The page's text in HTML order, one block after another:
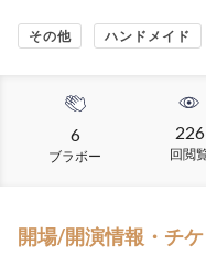
その他 ハンドメイド
6
ブラボー
226
回閲
開場/開演情報・チ